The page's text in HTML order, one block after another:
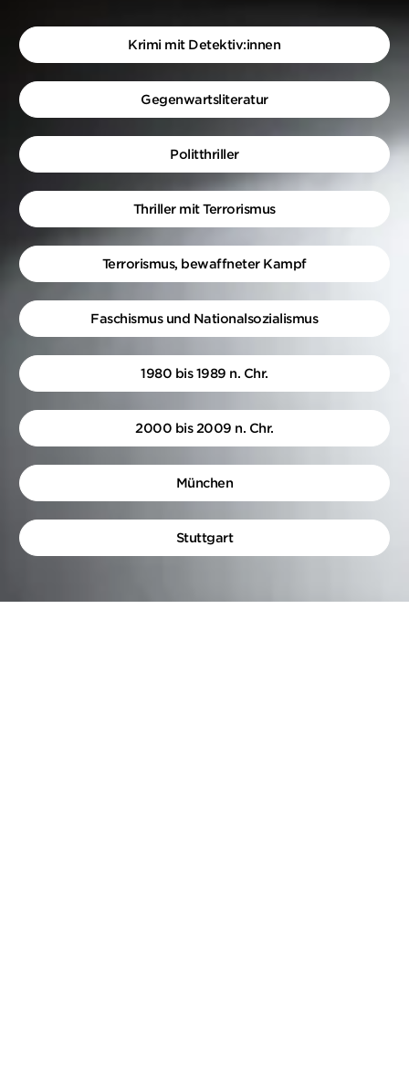
Krimi mit Detektiv:innen
Gegenwartsliteratur
Politthriller
Thriller mit Terrorismus
Terrorismus, bewaffneter Kampf
Faschismus und Nationalsozialismus
1980 bis 1989 n. Chr.
2000 bis 2009 n. Chr.
München
Stuttgart